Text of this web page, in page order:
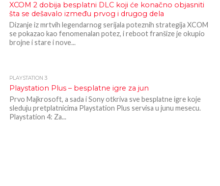
XCOM 2 dobija besplatni DLC koji će konačno objasniti
šta se dešavalo između prvog i drugog dela
Dizanje iz mrtvih legendarnog serijala poteznih strategija XCOM
se pokazao kao fenomenalan potez, i reboot franšize je okupio
brojne i stare i nove...
PLAYSTATION 3
Playstation Plus – besplatne igre za jun
Prvo Majkrosoft, a sada i Sony otkriva sve besplatne igre koje
sleduju pretplatnicima Playstation Plus servisa u junu mesecu.
Playstation 4: Za...